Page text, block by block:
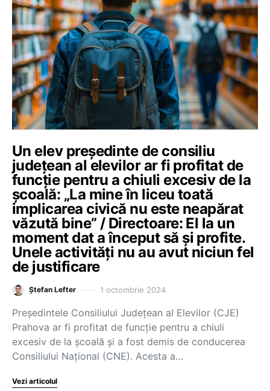
Un elev președinte de consiliu
județean al elevilor ar fi profitat de
funcție pentru a chiuli excesiv de la
școală: „La mine în liceu toată
implicarea civică nu este neapărat
văzută bine” / Directoare: El la un
moment dat a început să și profite.
Unele activități nu au avut niciun fel
de justificare
Ștefan Lefter 1 octombrie 2024
Președintele Consiliului Județean al Elevilor (CJE)
Prahova ar fi profitat de funcție pentru a chiuli
excesiv de la școală și a fost demis de conducerea
Consiliului Național (CNE). Acesta a…
Vezi articolul